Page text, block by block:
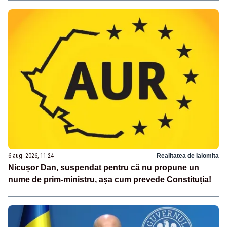
6 aug. 2026, 11:24 Realitatea de Ialomita
Nicușor Dan, suspendat pentru că nu propune un
nume de prim-ministru, așa cum prevede Constituția!